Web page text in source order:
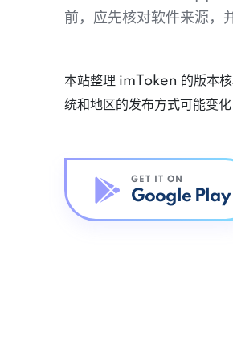
前，应先核对软件来源，
本站整理 imToken 的版本核
统和地区的发布方式可能变
GET IT ON
Google Play